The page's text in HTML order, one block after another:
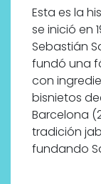
Esta es la
se inició en
Sebastián
fundó una
con
bisnietos
Barcelona
tradición
fundando